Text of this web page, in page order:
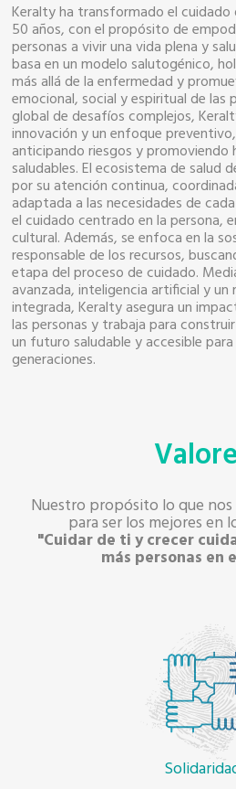
Keralty ha transformado el cuidado
50 años, con el propósito de
personas a vivir una vida plena y
basa en un modelo salutogénico,
más allá de la enfermedad y
emocional, social y espiritual de las
global de desafíos complejos,
innovación y un enfoque
anticipando riesgos y promoviendo
saludables. El ecosistema de salud
por su atención continua,
adaptada a las necesidades de
el cuidado centrado en la persona,
cultural. Además, se enfoca en la
responsable de los recursos,
etapa del proceso de cuidado.
avanzada, inteligencia artificial y
integrada, Keralty asegura un
las personas y trabaja para
un futuro saludable y accesible
generaciones.
Nuestro propósito lo que
para ser los mejores en
"Cuidar de ti y crecer
más personas en